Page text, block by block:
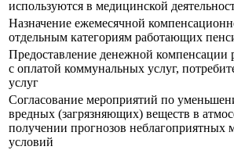
используются в медицинской
Назначение ежемесячной
отдельным категориям работающих
Предоставление денежной компенсации
с оплатой коммунальных услуг,
услуг
Согласование мероприятий по
вредных (загрязняющих) веществ в
получении прогнозов неблагоприятных
условий